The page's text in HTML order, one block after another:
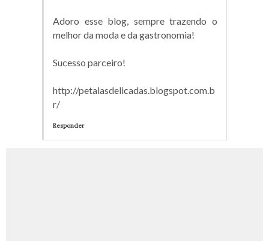
Adoro esse blog, sempre trazendo o
melhor da moda e da gastronomia!
Sucesso parceiro!
http://petalasdelicadas.blogspot.com.b
r/
Responder